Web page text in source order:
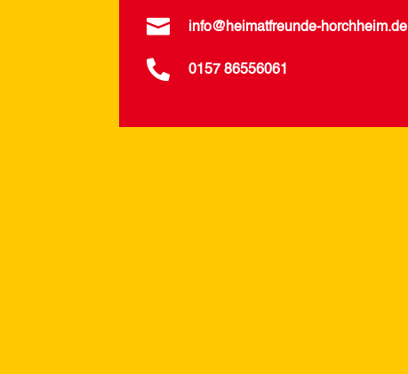
 info@heimatfreunde-horchheim.de
 0157 86556061